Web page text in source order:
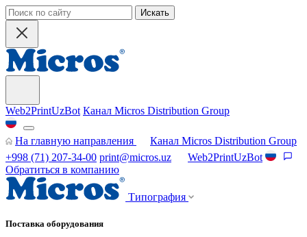
Искать
Web2PrintUzBot Канал Micros Distribution Group
На главную направления
Канал Micros Distribution Group
+998 (71) 207-34-00 print@micros.uz
Web2PrintUzBot
Обратиться в компанию
Типография
Поставка оборудования